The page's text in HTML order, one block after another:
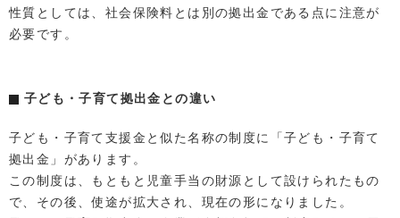
性質としては、社会保険料とは別の拠出金である点に注意が
必要です。
子ども・子育て拠出金との違い
子ども・子育て支援金と似た名称の制度に「子ども・子育て
拠出金」があります。
この制度は、もともと児童手当の財源として設けられたもの
で、その後、使途が拡大され、現在の形になりました。